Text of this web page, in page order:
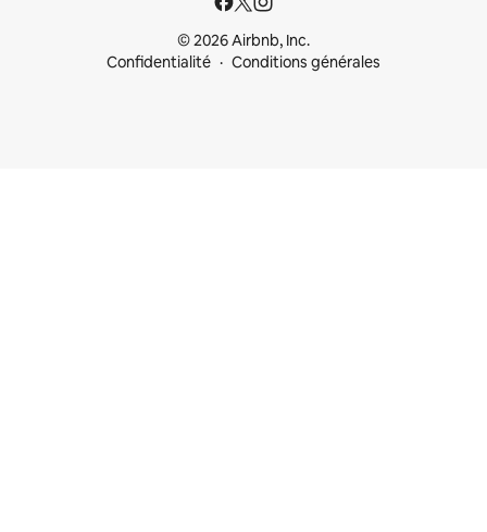
© 2026 Airbnb, Inc.
Confidentialité
Conditions générales